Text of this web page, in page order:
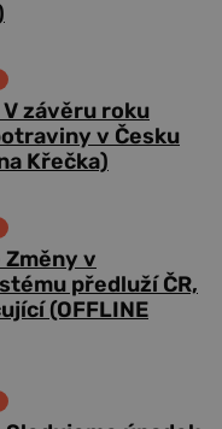
závěru roku
v Česku
Křečka)
v
předluží ČR,
(OFFLINE